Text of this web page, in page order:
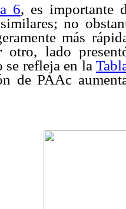
6, es importante
no
más
otro, lado
refleja en la
de PAAc